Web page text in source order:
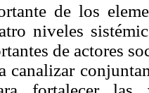
de los
niveles
de actores
canalizar